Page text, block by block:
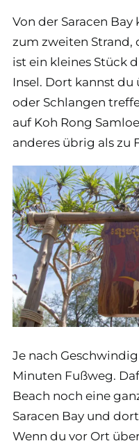
Von der Saracen
zum zweiten Strand,
ist ein kleines Stück
Insel. Dort kannst
oder Schlangen
auf Koh Rong
anderes übrig als zu
Je nach
Minuten Fußweg.
Beach noch eine
Saracen Bay und
Wenn du vor Ort